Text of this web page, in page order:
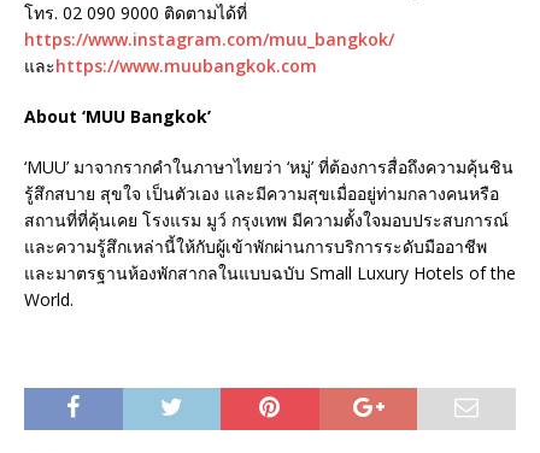
โทร. 02 090 9000 ติดตามได้ที่
https://www.instagram.com/muu_bangkok/
และhttps://www.muubangkok.com
About ‘MUU Bangkok’
‘MUU’ มาจากรากคำในภาษาไทยว่า ‘หมู่’ ที่ต้องการสื่อถึงความคุ้นชิน
รู้สึกสบาย สุขใจ เป็นตัวเอง และมีความสุขเมื่ออยู่ท่ามกลางคนหรือ
สถานที่ที่คุ้นเคย โรงแรม มูว์ กรุงเทพ มีความตั้งใจมอบประสบการณ์
และความรู้สึกเหล่านี้ให้กับผู้เข้าพักผ่านการบริการระดับมืออาชีพ
และมาตรฐานห้องพักสากลในแบบฉบับ Small Luxury Hotels of the
World.